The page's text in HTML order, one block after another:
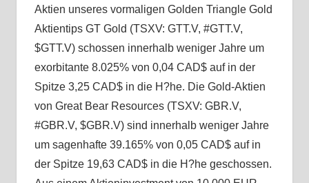
Aktien unseres vormaligen Golden Triangle Gold
Aktientips GT Gold (TSXV: GTT.V, #GTT.V,
$GTT.V) schossen innerhalb weniger Jahre um
exorbitante 8.025% von 0,04 CAD$ auf in der
Spitze 3,25 CAD$ in die H?he. Die Gold-Aktien
von Great Bear Resources (TSXV: GBR.V,
#GBR.V, $GBR.V) sind innerhalb weniger Jahre
um sagenhafte 39.165% von 0,05 CAD$ auf in
der Spitze 19,63 CAD$ in die H?he geschossen.